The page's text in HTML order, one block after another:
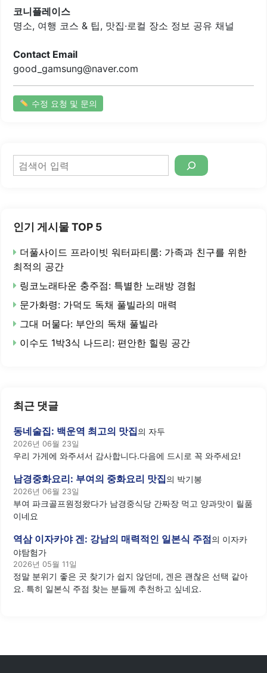
기를 사용하는 데 불편함이 없습니다. 휴게 공간에서는 음료
와 간식을 자유롭게 이용할 수 있어 학습 중간에..
코니플레이스
명소, 여행 코스 & 팁, 맛집·로컬 장소 정보 공유 채널
Contact Email
good_gamsung@naver.com
수정 요청 및 문의
검
색
인기 게시물 TOP 5
더풀사이드 프라이빗 워터파티룸: 가족과 친구를 위한
최적의 공간
링코노래타운 충주점: 특별한 노래방 경험
문가화령: 가덕도 독채 풀빌라의 매력
그대 머물다: 부안의 독채 풀빌라
이수도 1박3식 나드리: 편안한 힐링 공간
최근 댓글
동네술집: 백운역 최고의 맛집의 자두
2026년 06월 23일
우리 가게에 와주셔서 감사합니다.다음에 드시로 꼭 와주세요!
남경중화요리: 부여의 중화요리 맛집의 박기봉
2026년 06월 23일
부여 파크골프원정왔다가 남경중식당 간짜장 먹고 양과맛이 릴품
이네요
역삼 이자카야 겐: 강남의 매력적인 일본식 주점의 이자카
야탐험가
2026년 05월 11일
정말 분위기 좋은 곳 찾기가 쉽지 않던데, 겐은 괜찮은 선택 같아
요. 특히 일본식 주점 찾는 분들께 추천하고 싶네요.